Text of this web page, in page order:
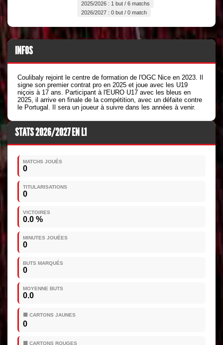
2025/2026 : 1 but / 6 matchs
2026/2027 : 0 but / 0 match
INFOS
Coulibaly rejoint le centre de formation de l'OGC Nice en 2023. Il
signe son premier contrat pro en 2025 et joue avec les U19
niçois à 17 ans. Participant à l'EURO U17 avec les bleus en
2025, il arrive en finale de la compétition, avec un défaite contre
le Portugal. Il sera un joueur à suivre dans les années à venir.
STATS 2026/2027 EN L1
MATCHS JOUÉS
0
TITULARISATIONS
0
VICTOIRES
0.0 %
MINUTES JOUÉES
0
BUTS MARQUÉS
0
MOYENNE BUTS
0.0
🟨 CARTONS JAUNES
0
🟥 CARTONS ROUGES